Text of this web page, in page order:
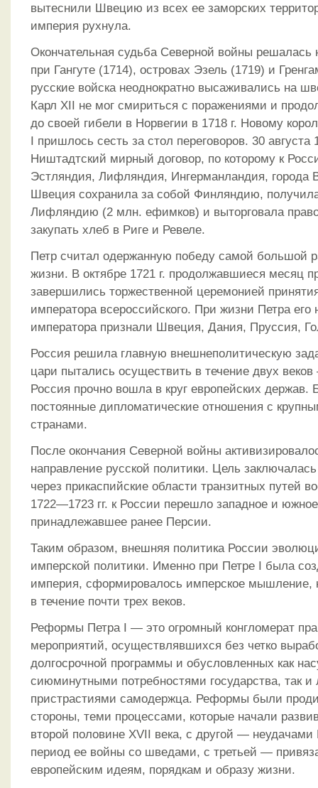
вытеснили Швецию из всех ее заморских
империя рухнула.
Окончательная судьба Северной войны решалась
при Гангуте (1714), островах Эзель (1719) и
русские войска неоднократно высаживались на
Карл XII не мог смириться с поражениями и
до своей гибели в Норвегии в 1718 г. Новому
I пришлось сесть за стол переговоров. 30 августа
Ништадтский мирный договор, по которому к
Эстляндия, Лифляндия, Ингерманландия, города
Швеция сохранила за собой Финляндию,
Лифляндию (2 млн. ефимков) и выторговала
закупать хлеб в Риге и Ревеле.
Петр считал одержанную победу самой большой
жизни. В октябре 1721 г. продолжавшиеся месяц
завершились торжественной церемонией
императора всероссийского. При жизни Петра его
императора признали Швеция, Дания, Пруссия,
Россия решила главную внешнеполитическую
цари пытались осуществить в течение двух
Россия прочно вошла в круг европейских держав.
постоянные дипломатические отношения с
странами.
После окончания Северной войны
направление русской политики. Цель
через прикаспийские области транзитных путей
1722—1723 гг. к России перешло западное и
принадлежавшее ранее Персии.
Таким образом, внешняя политика России
имперской политики. Именно при Петре I была
империя, сформировалось имперское мышление,
в течение почти трех веков.
Реформы Петра I — это огромный конгломерат
мероприятий, осуществлявшихся без четко
долгосрочной программы и обусловленных как
сиюминутными потребностями государства, так
пристрастиями самодержца. Реформы были
стороны, теми процессами, которые начали
второй половине XVII века, с другой —
период ее войны со шведами, с третьей —
европейским идеям, порядкам и образу жизни.